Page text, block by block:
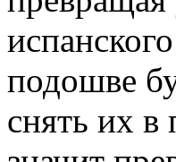
подошве
снять их в